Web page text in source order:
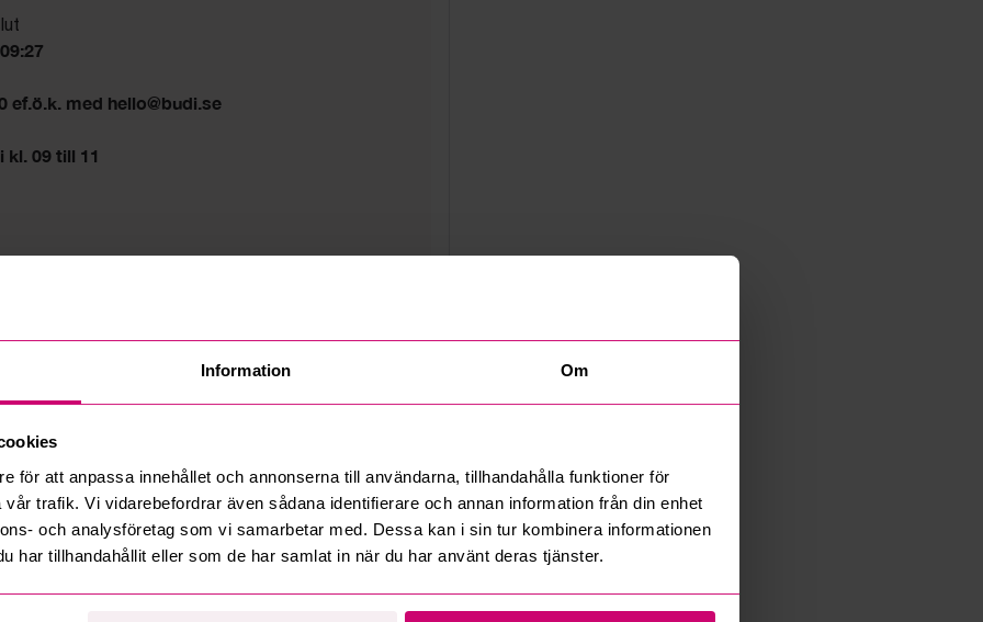
Information Om
för att anpassa innehållet och annonserna till användarna, tillhandahålla funktioner för
trafik. Vi vidarebefordrar även sådana identifierare och annan information från din enhet
och analysföretag som vi samarbetar med. Dessa kan i sin tur kombinera informationen
har tillhandahållit eller som de har samlat in när du har använt deras tjänster.
ef.ö.k. med hello@budi.se
kl. 09 till 11